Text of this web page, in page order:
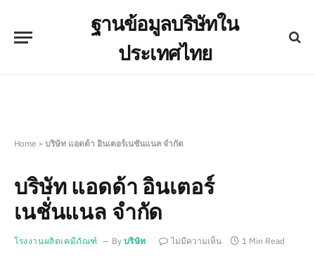
ฐานข้อมูลบริษัทใน
ประเทศไทย
Home » บริษัท แอดด้า อินเตอร์เนชั่นแนล จำกัด
บริษัท แอดด้า อินเตอร์
เนชั่นแนล จำกัด
โรงงานผลิตเคมีภัณฑ์ By บริษัท ไม่มีความเห็น 1 Min Read